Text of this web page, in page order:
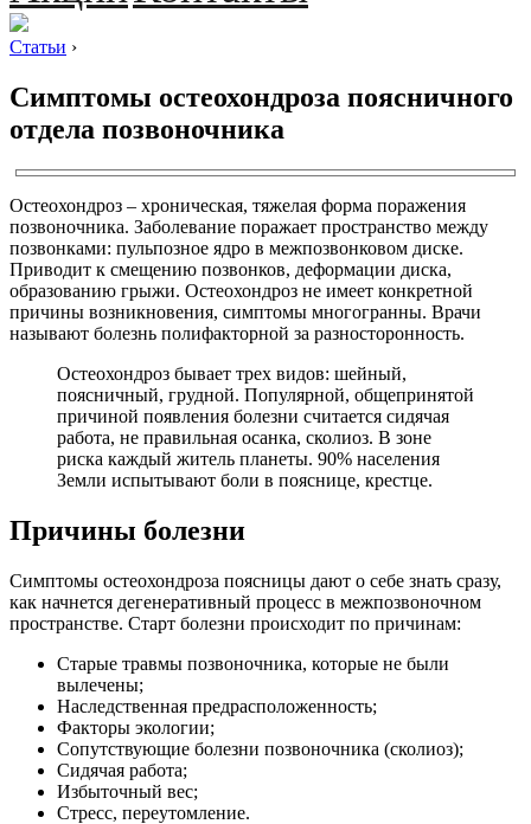
Статьи ›
Симптомы остеохондроза поясничного
отдела позвоночника
Остеохондроз – хроническая, тяжелая форма поражения
позвоночника. Заболевание поражает пространство между
позвонками: пульпозное ядро в межпозвонковом диске.
Приводит к смещению позвонков, деформации диска,
образованию грыжи. Остеохондроз не имеет конкретной
причины возникновения, симптомы многогранны. Врачи
называют болезнь полифакторной за разносторонность.
Остеохондроз бывает трех видов: шейный,
поясничный, грудной. Популярной, общепринятой
причиной появления болезни считается сидячая
работа, не правильная осанка, сколиоз. В зоне
риска каждый житель планеты. 90% населения
Земли испытывают боли в пояснице, крестце.
Причины болезни
Симптомы остеохондроза поясницы дают о себе знать сразу,
как начнется дегенеративный процесс в межпозвоночном
пространстве. Старт болезни происходит по причинам:
Старые травмы позвоночника, которые не были
вылечены;
Наследственная предрасположенность;
Факторы экологии;
Сопутствующие болезни позвоночника (сколиоз);
Сидячая работа;
Избыточный вес;
Стресс, переутомление.